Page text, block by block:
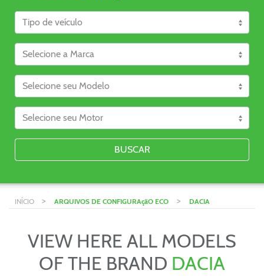
BUSCAR
INÍCIO > ARQUIVOS DE CONFIGURAçãO ECO > DACIA
VIEW HERE ALL MODELS
OF THE BRAND DACIA